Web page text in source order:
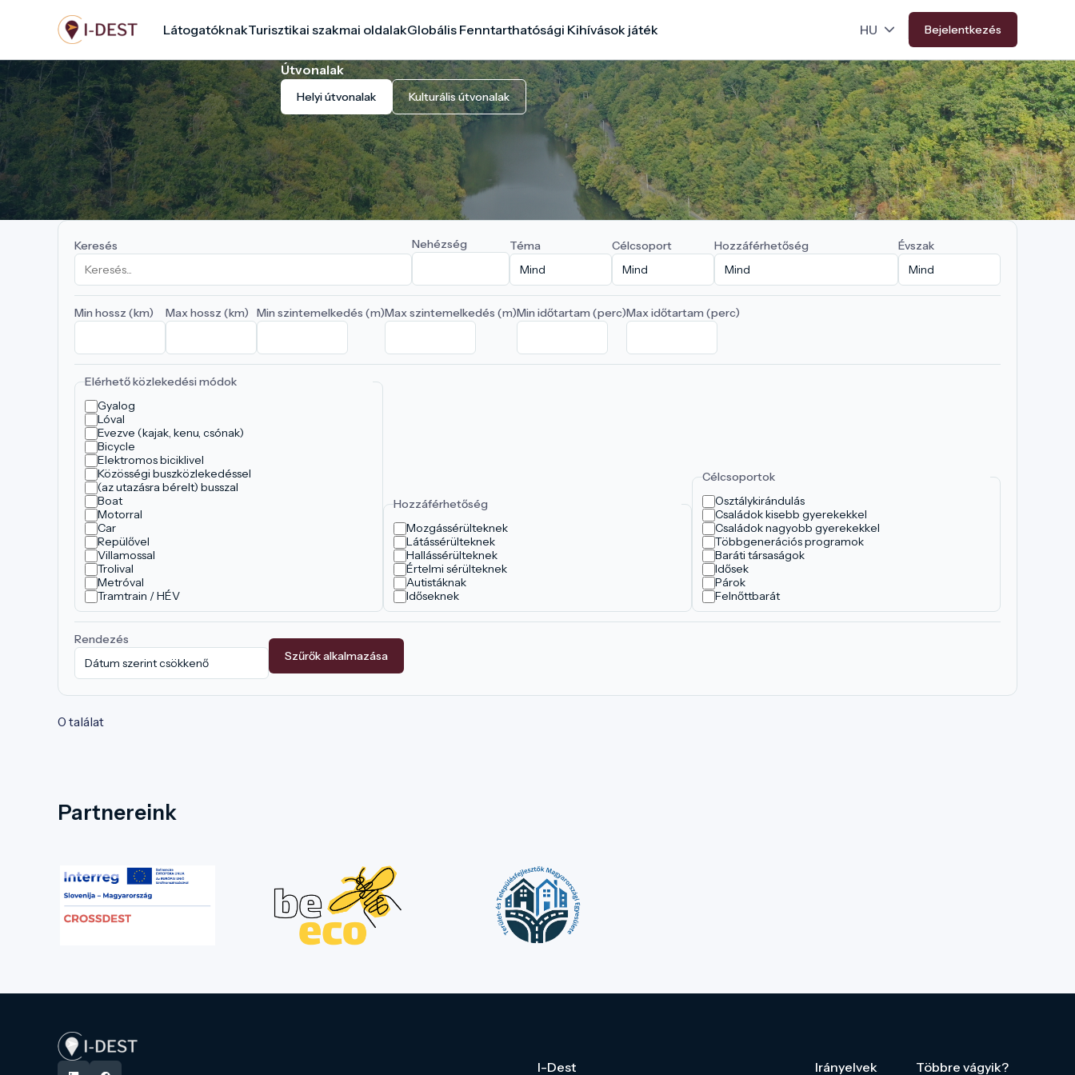
tartalomra
LátogatóknakTurisztikai szakmai oldalakGlobális Fenntarthatósági Kihívások játék Bejelentkezés
Útvonalak
Helyi útvonalak Kulturális útvonalak
Keresés Nehézség Téma Célcsoport Hozzáférhetőség Évszak
Min hossz (km) Max hossz (km) Min szintemelkedés (m)Max szintemelkedés (m)Min időtartam (perc)Max időtartam (perc)
Elérhető közlekedési módok
Gyalog
Lóval
Evezve (kajak, kenu, csónak)
Bicycle
Elektromos biciklivel
Közösségi buszközlekedéssel
(az utazásra bérelt) busszal
Boat
Motorral
Car
Repülővel
Villamossal
Trolival
Metróval
Tramtrain / HÉV
Hozzáférhetőség
Mozgássérülteknek
Látássérülteknek
Hallássérülteknek
Értelmi sérülteknek
Autistáknak
Időseknek
Célcsoportok
Osztálykirándulás
Családok kisebb gyerekekkel
Családok nagyobb gyerekekkel
Többgenerációs programok
Baráti társaságok
Idősek
Párok
Felnőttbarát
Rendezés
Szűrők alkalmazása
0 találat
Partnereink
I-Dest Irányelvek Többre vágyik?